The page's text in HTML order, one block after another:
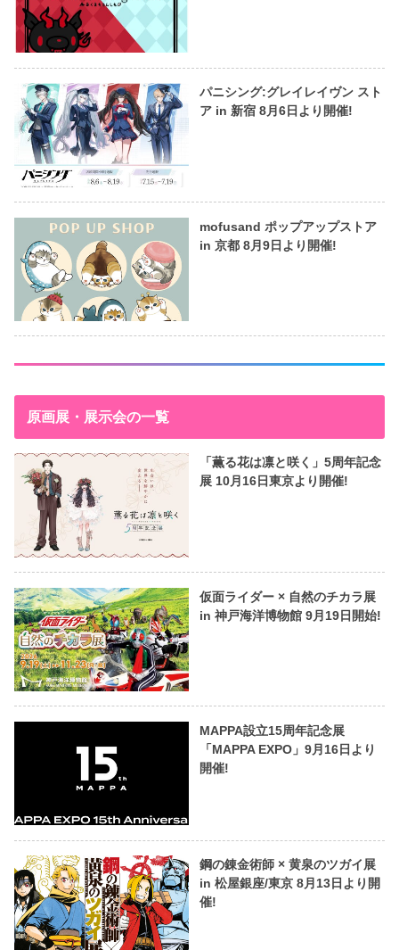
パニシング:グレイレイヴン スト
ア in 新宿 8月6日より開催!
mofusand ポップアップストア
in 京都 8月9日より開催!
原画展・展示会の一覧
「薫る花は凛と咲く」5周年記念
展 10月16日東京より開催!
仮面ライダー × 自然のチカラ展
in 神戸海洋博物館 9月19日開始!
MAPPA設立15周年記念展
「MAPPA EXPO」9月16日より
開催!
鋼の錬金術師 × 黄泉のツガイ展
in 松屋銀座/東京 8月13日より開
催!